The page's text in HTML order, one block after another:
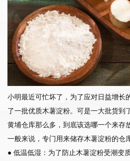
小明最近可忙坏了，为了应对日益增长
了一批优质木薯淀粉。可是一大批货到
黄埔仓库那么多，到底该选哪一个来存
一般来说，专门用来储存木薯淀粉的仓
● 低温低湿：为了防止木薯淀粉受潮变